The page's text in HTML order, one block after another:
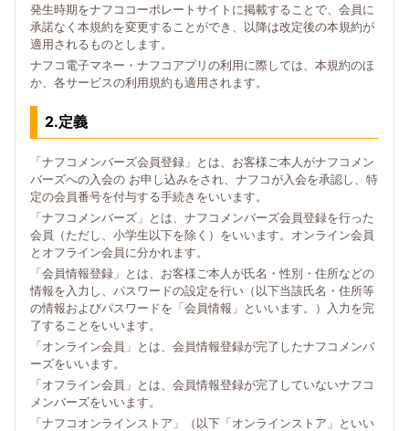
発生時期をナフココーポレートサイトに掲載することで、会員に
承諾なく本規約を変更することができ、以降は改定後の本規約が
適用されるものとします。
ナフコ電子マネー・ナフコアプリの利用に際しては、本規約のほ
か、各サービスの利用規約も適用されます。
2.定義
「ナフコメンバーズ会員登録」とは、お客様ご本人がナフコメン
バーズへの入会の お申し込みをされ、ナフコが入会を承認し、特
定の会員番号を付与する手続きをいいます。
「ナフコメンバーズ」とは、ナフコメンバーズ会員登録を行った
会員（ただし、小学生以下を除く）をいいます。オンライン会員
とオフライン会員に分かれます。
「会員情報登録」とは、お客様ご本人が氏名・性別・住所などの
情報を入力し、パスワードの設定を行い（以下当該氏名・住所等
の情報およびパスワードを「会員情報」といいます。）入力を完
了することをいいます。
「オンライン会員」とは、会員情報登録が完了したナフコメンバ
ーズをいいます。
「オフライン会員」とは、会員情報登録が完了していないナフコ
メンバーズをいいます。
「ナフコオンラインストア」（以下「オンラインストア」といい